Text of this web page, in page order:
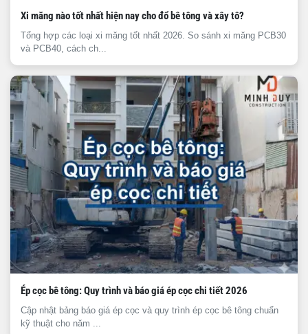
Xi măng nào tốt nhất hiện nay cho đổ bê tông và xây tô?
Tổng hợp các loại xi măng tốt nhất 2026. So sánh xi măng PCB30
và PCB40, cách ch...
Ép cọc bê tông: Quy trình và báo giá ép cọc chi tiết 2026
Cập nhật bảng báo giá ép cọc và quy trình ép cọc bê tông chuẩn
kỹ thuật cho năm ...